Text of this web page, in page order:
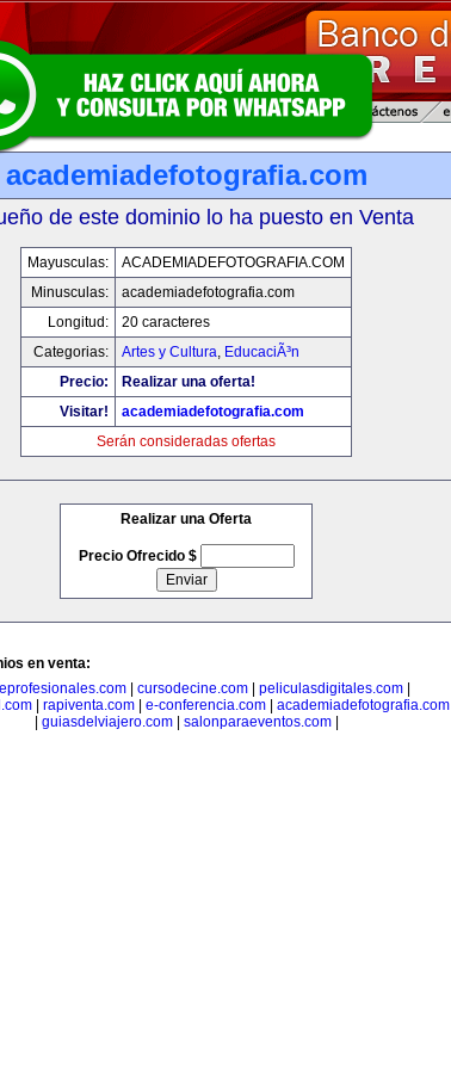
academiadefotografia.com
de este dominio lo ha puesto en Venta
Mayusculas:
ACADEMIADEFOTOGRAFIA.COM
Minusculas:
academiadefotografia.com
Longitud:
20 caracteres
Categorias:
Artes y Cultura, EducaciÃ³n
Precio:
Realizar una oferta!
Visitar!
academiadefotografia.com
Serán consideradas ofertas
Realizar una Oferta
Precio Ofrecido $
en venta:
| cursodecine.com| peliculasdigitales.com|
rapiventa.com e-conferencia.com
academiadefotografia.com
guiasdelviajero.com| salonparaeventos.com|